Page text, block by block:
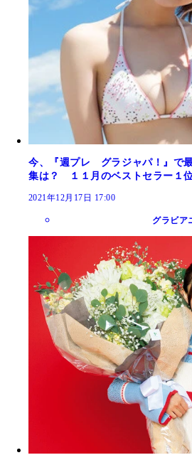
今、『週プレ グラジャパ！』で
集は？ １１月のベストセラー１
2021年12月17日 17:00
グラビア